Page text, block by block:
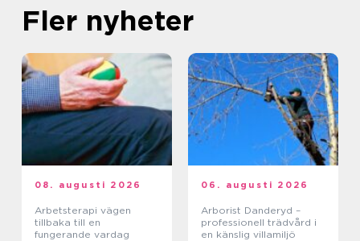
Fler nyheter
08. augusti 2026
Arbetsterapi vägen
tillbaka till en
fungerande vardag
06. augusti 2026
Arborist Danderyd –
professionell trädvård i
en känslig villamiljö